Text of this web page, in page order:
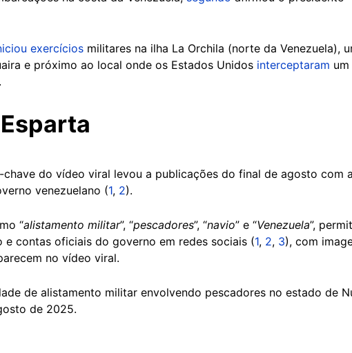
exercícios militares na ilha La Orchila (norte da Venezuela),
e próximo ao local onde os Estados Unidos interceptaram um
do vídeo viral levou a publicações do final de agosto com a
venezuelano (1, 2).
“alistamento militar”, “pescadores”, “navio” e “Venezuela”,
contas oficiais do governo em redes sociais (1, 2, 3), com
no vídeo viral.
de alistamento militar envolvendo pescadores no estado de
de 2025.